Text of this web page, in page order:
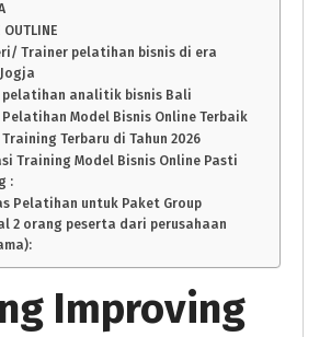
OUTLINE
Trainer pelatihan bisnis di era
pelatihan analitik bisnis Bali
Model Bisnis Online Terbaik
Terbaru di Tahun 2026
Training Model Bisnis Online Pasti
:
Pelatihan untuk Paket Group
2 orang peserta dari perusahaan
Improving